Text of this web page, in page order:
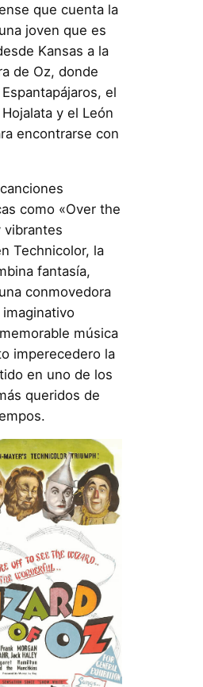
que cuenta la
joven que es
Kansas a la
de Oz, donde
el
y el León
encontrarse con
como «Over the
vibrantes
Technicolor, la
fantasía,
conmovedora
música
imperecedero la
en uno de los
queridos de